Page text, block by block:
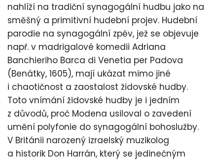
nahlíží na tradiční synagogální hudbu jako na
směšný a primitivní hudební projev. Hudební
parodie na synagogální zpěv, jež se objevuje
např. v madrigalové komedii Adriana
Banchieriho Barca di Venetia per Padova
(Benátky, 1605), mají ukázat mimo jiné
i chaotičnost a zaostalost židovské hudby.
Toto vnímání židovské hudby je i jedním
z důvodů, proč Modena usiloval o zavedení
umění polyfonie do synagogální bohoslužby.
V Británii narozený izraelský muzikolog
a historik Don Harrán, který se jedinečným